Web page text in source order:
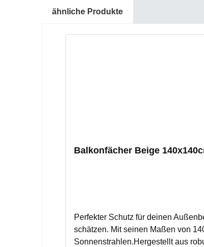
ähnliche Produkte
Balkonfächer Beige
Perfekter Schutz für deinen
schätzen. Mit seinen Maßen von
Sonnenstrahlen.Hergestellt aus